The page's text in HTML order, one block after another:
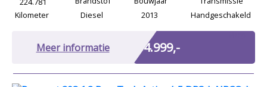
Kilometer
Diesel
2013
Handgeschakeld
Meer informatie € 4.999,-